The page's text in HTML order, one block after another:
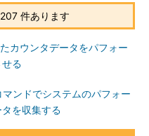
マウ
－［V
を選
件あります
カウンタデータをパフォー
る
ンドでシステムのパフォー
を収集する